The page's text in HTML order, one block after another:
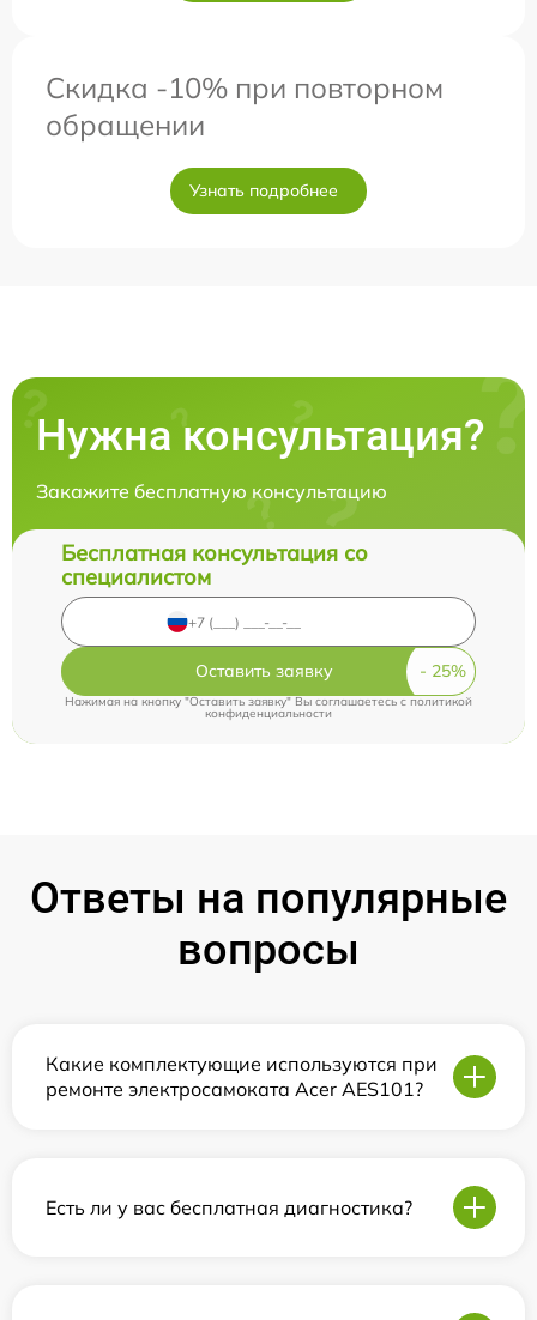
Скидка -10% при повторном
обращении
Узнать подробнее
Нужна консультация?
Закажите бесплатную консультацию
Бесплатная консультация со
специалистом
Оставить заявку
Нажимая на кнопку "Оставить заявку" Вы соглашаетесь cполитикой
конфиденциальности
Ответы на популярные
вопросы
Какие комплектующие используются при
ремонте электросамоката Acer AES101?
Есть ли у вас бесплатная диагностика?